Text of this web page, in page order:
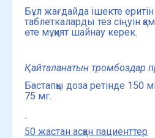
Бұл жағдайда ішекте еритін
таблеткаларды тез сіңуін
өте мұқият шайнау керек.
Қайталанатын тромбоздар
Бастапқы доза ретінде 150
75 мг.
50 жастан асқан пациенттер